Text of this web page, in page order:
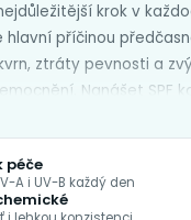
krok v
hlavní příčinou
ztráty pevnosti a
Nanášet SPF
dnech, kdy UV-A
investicí, kterou pleti
najdete
a oxidem
péče
A i UV-B každý den